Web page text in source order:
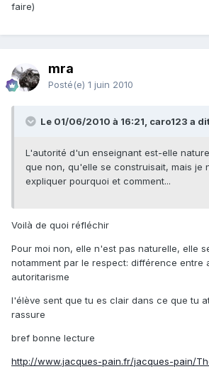
faire)
mra
Posté(e) 1 juin 2010
Le 01/06/2010 à 16:21, caro123 a
L'autorité d'un enseignant est-elle
que non, qu'elle se construisait, mais je
expliquer pourquoi et comment...
Voilà de quoi réfléchir
Pour moi non, elle n'est pas naturelle, elle
notamment par le respect: différence entre
autoritarisme
l'élève sent que tu es clair dans ce que tu
rassure
bref bonne lecture
http://www.jacques-pain.fr/jacques-pain/